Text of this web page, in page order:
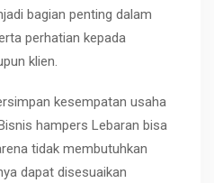
bagian penting dalam
perhatian kepada
klien.
kesempatan usaha
hampers Lebaran bisa
tidak membutuhkan
dapat disesuaikan